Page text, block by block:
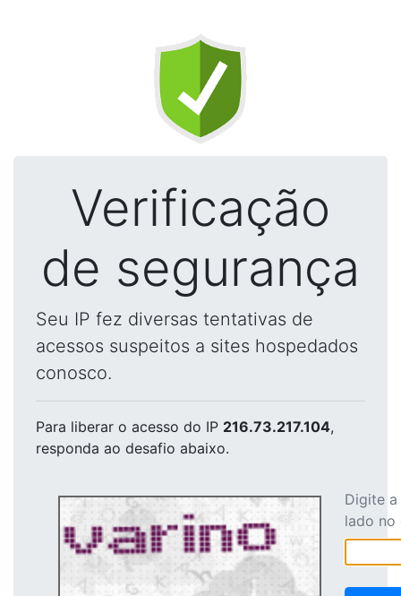
Verificação
de segurança
Seu IP fez diversas tentativas de
acessos suspeitos a sites hospedados
conosco.
Para liberar o acesso do IP 216.73.217.104,
responda ao desafio abaixo.
Digite
lado no